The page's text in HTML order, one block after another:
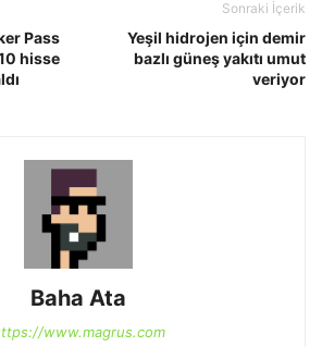
Pass
hisse
Sonraki İçerik
Yeşil hidrojen için demir
bazlı güneş yakıtı umut
veriyor
Baha Ata
www.magrus.com